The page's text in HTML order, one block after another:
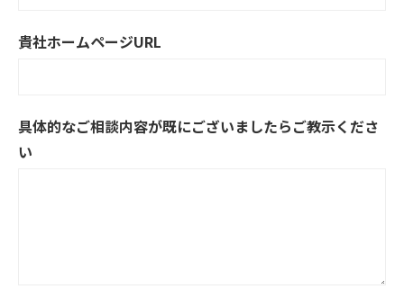
貴社ホームページURL
具体的なご相談内容が既にございましたらご教示くださ
い